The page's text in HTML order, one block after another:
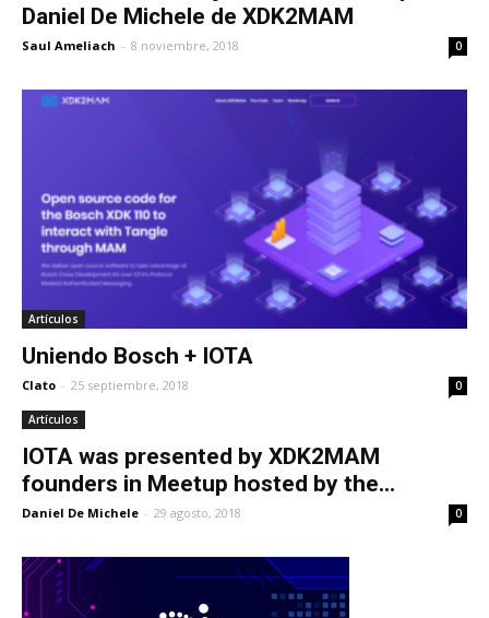
Daniel De Michele de XDK2MAM
Saul Ameliach - 8 noviembre, 2018 0
Artículos
Uniendo Bosch + IOTA
Clato - 25 septiembre, 2018 0
Artículos
IOTA was presented by XDK2MAM
founders in Meetup hosted by the...
Daniel De Michele - 29 agosto, 2018 0